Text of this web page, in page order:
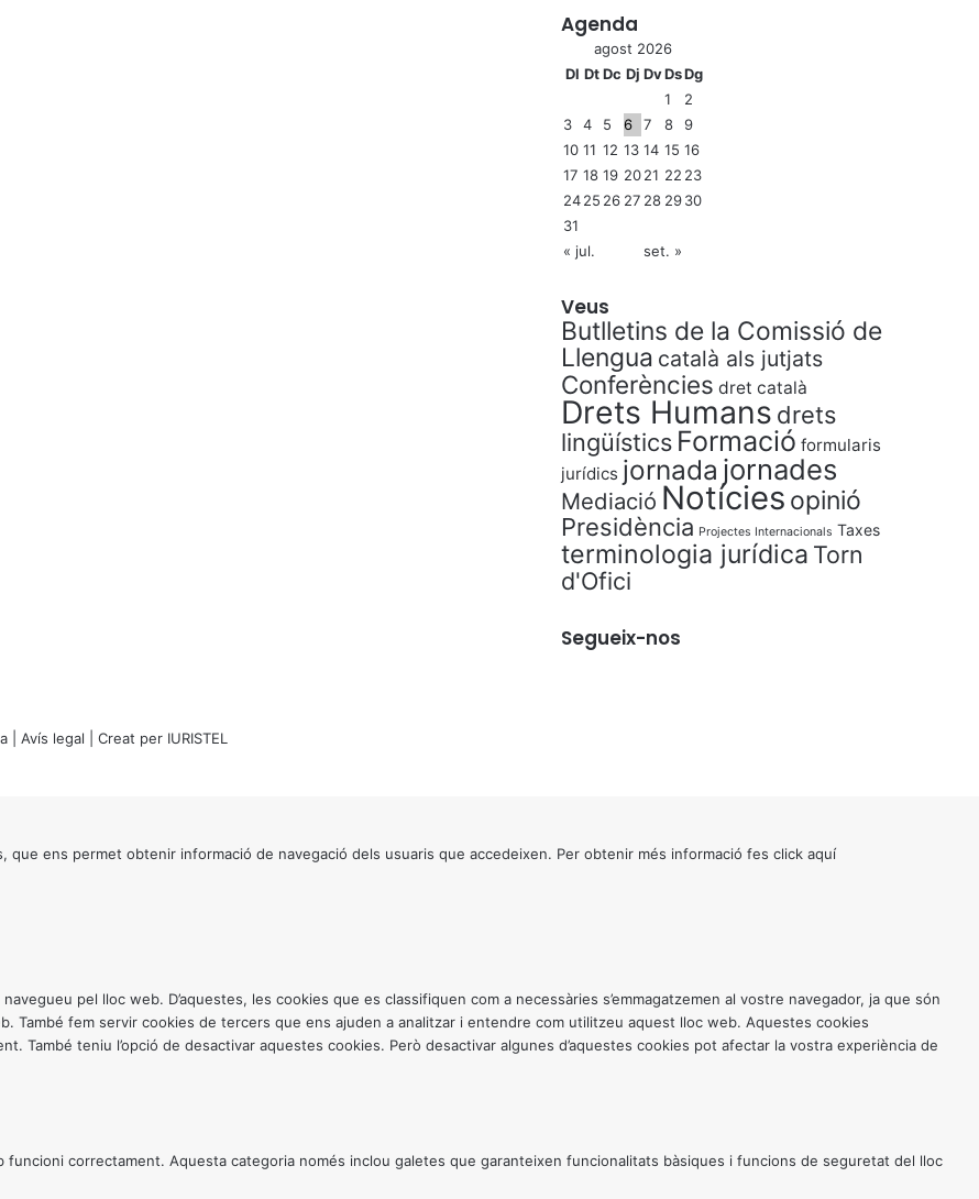
Agenda
agost 2026
Dl Dt Dc Dj DvDsDg
1
2
3
4 5 6 7 8
9
10 11 12 13 14 15 16
17 18 19 2021 22 23
2425 26 27 28 2930
31
« jul.
set. »
Veus
Butlletins de la Comissió de
Llengua català als jutjats
Conferències dret català
Drets Humans drets
lingüístics Formació formularis
jurídics jornada jornades
Mediació Notícies opinió
Presidència Projectes Internacionals Taxes
terminologia jurídica Torn
d'Ofici
Segueix-nos
Avís legal | Creat per IURISTEL
ens permet obtenir informació de navegació dels usuaris que accedeixen. Per obtenir més informació fes click aquí
pel lloc web. D’aquestes, les cookies que es classifiquen com a necessàries s’emmagatzemen al vostre navegador, ja que són
També fem servir cookies de tercers que ens ajuden a analitzar i entendre com utilitzeu aquest lloc web. Aquestes cookies
També teniu l’opció de desactivar aquestes cookies. Però desactivar algunes d’aquestes cookies pot afectar la vostra experiència de
correctament. Aquesta categoria només inclou galetes que garanteixen funcionalitats bàsiques i funcions de seguretat del lloc